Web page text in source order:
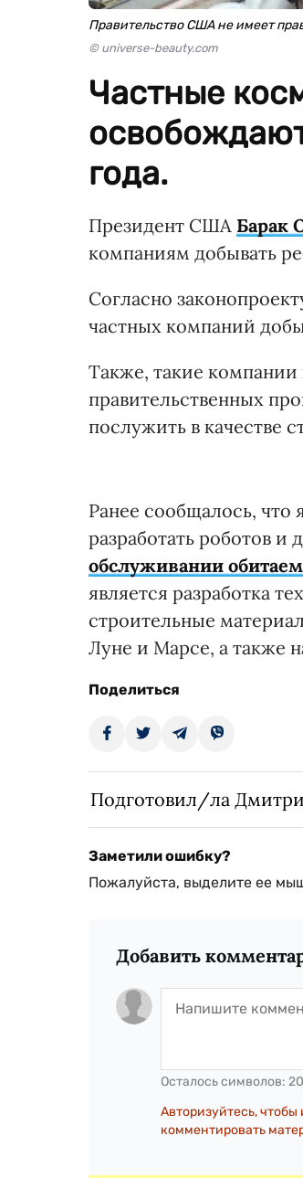
Правительство США не имеет
© universe-beauty.com
Частные
года.
Президент США Барак
компаниям добывать
Согласно
частных компаний
Также, такие компании
правительственных
послужить в качестве
Ранее сообщалось, что
разработать роботов и
обслуживании
является разработка
строительные
Луне и Марсе, а также
Поделиться
Подготовил/ла
Заметили ошибку?
Пожалуйста, выделите ее
Добавить
Осталось символов:
Авторизуйтесь,
комментировать